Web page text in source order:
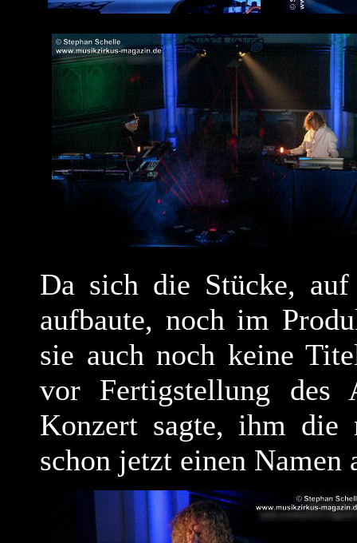
Da sich die Stücke,
aufbaute, noch im
sie auch noch keine
vor Fertigstellung
Konzert sagte, ihm die
schon jetzt einen Namen